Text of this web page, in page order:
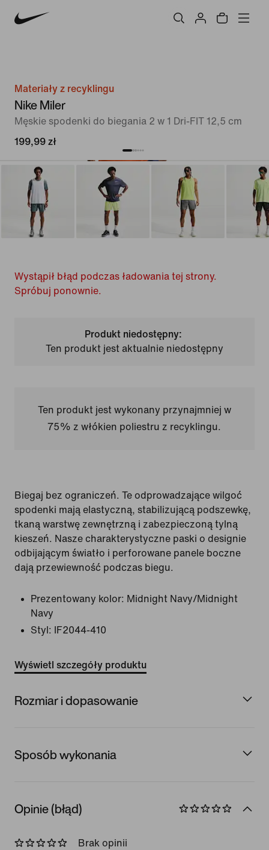
Materiały z recyklingu
Nike Miler
Męskie spodenki do biegania 2 w 1 Dri-FIT 12,5 cm
199,99 zł
Wystąpił błąd podczas ładowania tej strony.
Spróbuj ponownie.
Produkt niedostępny:
Ten produkt jest aktualnie niedostępny
Ten produkt jest wykonany przynajmniej w
75% z włókien poliestru z recyklingu.
Biegaj bez ograniczeń. Te odprowadzające wilgoć
spodenki mają elastyczną, stabilizującą podszewkę,
tkaną warstwę zewnętrzną i zabezpieczoną tylną
kieszeń. Nasze charakterystyczne paski o designie
odbijającym światło i perforowane panele boczne
dają przewiewność podczas biegu.
Prezentowany kolor: Midnight Navy/Midnight
Navy
Styl:
IF2044-410
Wyświetl szczegóły produktu
Rozmiar i dopasowanie
Sposób wykonania
Opinie (błąd)
Brak opinii